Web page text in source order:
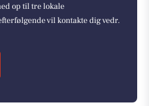
op til tre lokale
vil kontakte dig vedr.